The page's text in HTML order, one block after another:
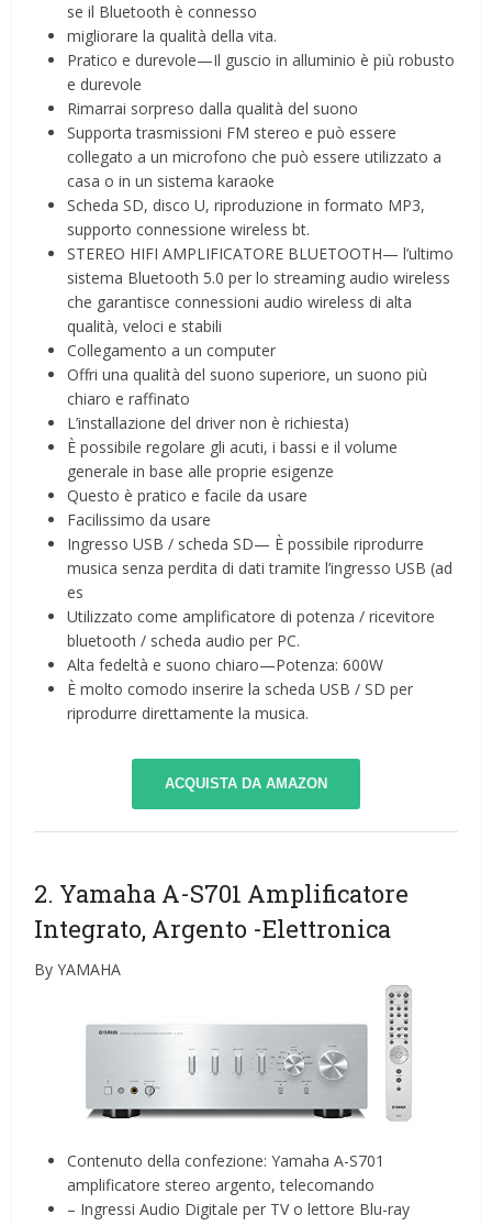
se il Bluetooth è connesso
migliorare la qualità della vita.
Pratico e durevole—Il guscio in alluminio è più robusto
e durevole
Rimarrai sorpreso dalla qualità del suono
Supporta trasmissioni FM stereo e può essere
collegato a un microfono che può essere utilizzato a
casa o in un sistema karaoke
Scheda SD, disco U, riproduzione in formato MP3,
supporto connessione wireless bt.
STEREO HIFI AMPLIFICATORE BLUETOOTH— l’ultimo
sistema Bluetooth 5.0 per lo streaming audio wireless
che garantisce connessioni audio wireless di alta
qualità, veloci e stabili
Collegamento a un computer
Offri una qualità del suono superiore, un suono più
chiaro e raffinato
L’installazione del driver non è richiesta)
È possibile regolare gli acuti, i bassi e il volume
generale in base alle proprie esigenze
Questo è pratico e facile da usare
Facilissimo da usare
Ingresso USB / scheda SD— È possibile riprodurre
musica senza perdita di dati tramite l’ingresso USB (ad
es
Utilizzato come amplificatore di potenza / ricevitore
bluetooth / scheda audio per PC.
Alta fedeltà e suono chiaro—Potenza: 600W
È molto comodo inserire la scheda USB / SD per
riprodurre direttamente la musica.
ACQUISTA DA AMAZON
2. Yamaha A-S701 Amplificatore
Integrato, Argento -Elettronica
By YAMAHA
Contenuto della confezione: Yamaha A-S701
amplificatore stereo argento, telecomando
– Ingressi Audio Digitale per TV o lettore Blu-ray